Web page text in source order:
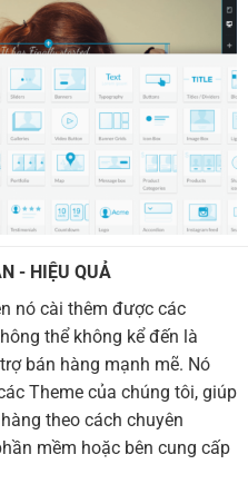
- HIỆU QUẢ
nó cài thêm được các
thể không kể đến là
bán hàng mạnh mẽ. Nó
Theme của chúng tôi, giúp
theo cách chuyên
mềm hoặc bên cung cấp